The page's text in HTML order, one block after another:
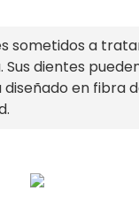
sometidos a
dientes
en fibra